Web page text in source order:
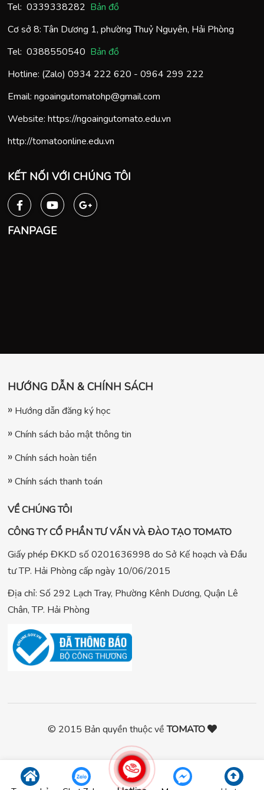
Tel: 0339338282 Bản đồ
Cơ sở 8: Tân Dương 1, phường Thuỷ Nguyên, Hải Phòng
Tel: 0388550540 Bản đồ
Hotline: (Zalo) 0934 222 620 - 0964 299 222
Email: ngoaingutomatohp@gmail.com
Website: https://ngoaingutomato.edu.vn
http://tomatoonline.edu.vn
KẾT NỐI VỚI CHÚNG TÔI
FANPAGE
HƯỚNG DẪN & CHÍNH SÁCH
Hướng dẫn đăng ký học
Chính sách bảo mật thông tin
Chính sách hoàn tiền
Chính sách thanh toán
VỀ CHÚNG TÔI
CÔNG TY CỔ PHẦN TƯ VẤN VÀ ĐÀO TẠO TOMATO
Giấy phép ĐKKD số 0201636998 do Sở Kế hoạch và Đầu
tư TP. Hải Phòng cấp ngày 10/06/2015
Địa chỉ: Số 292 Lạch Tray, Phường Kênh Dương, Quận Lê
Chân, TP. Hải Phòng
© 2015 Bản quyền thuộc vềTOMATO